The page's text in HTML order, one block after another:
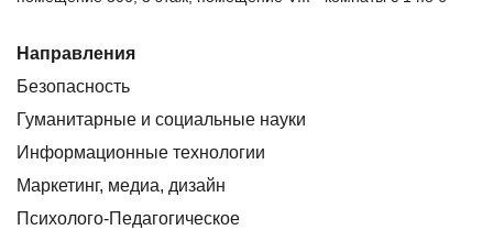
Направления
Безопасность
Гуманитарные и социальные науки
Информационные технологии
Маркетинг, медиа, дизайн
Психолого-Педагогическое